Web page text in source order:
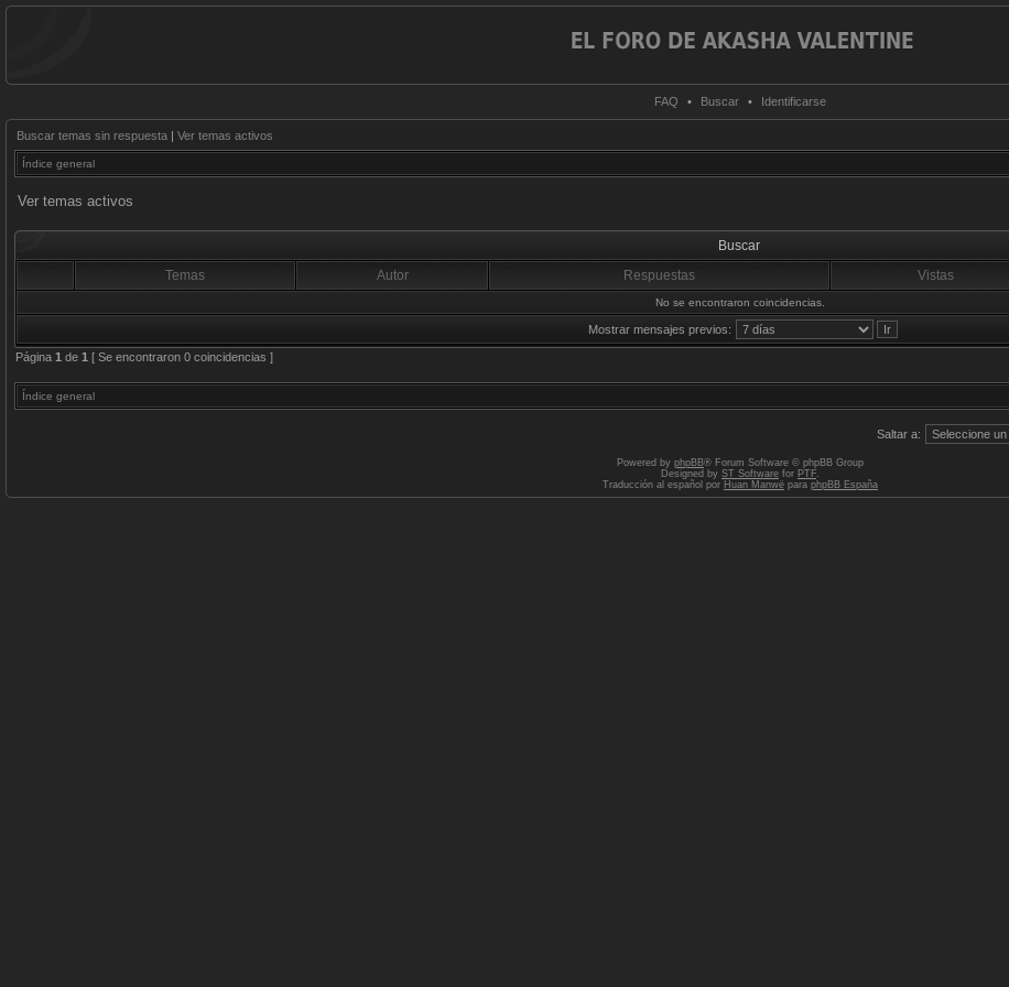
FAQ • Buscar • Identificarse
Buscar temas sin respuesta | Ver temas activos
Índice general
Ver temas activos
Buscar
Temas
Autor Respuestas Vistas
No se encontraron coincidencias.
Mostrar mensajes previos:
Página 1 de 1 [ Se encontraron 0 coincidencias ]
Índice general
Saltar a:
Powered by phpBB® Forum Software © phpBB Group
Designed by ST Software for PTF.
Traducción al español por Huan Manwë para phpBB España